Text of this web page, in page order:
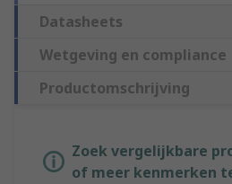
Datasheets
Wetgeving en compliance
Productomschrijving
Zoek vergelijkbare
of meer kenmerken